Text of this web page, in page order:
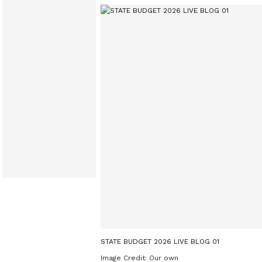
STATE BUDGET 2026 LIVE BLOG 01
Image Credit: Our own